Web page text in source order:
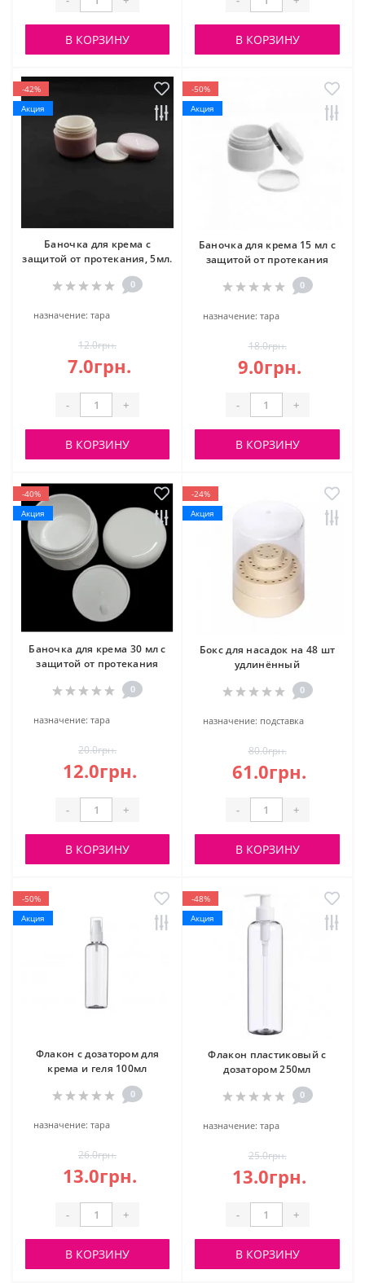
В КОРЗИНУ В КОРЗИНУ
-42%
Акция
Баночка для крема с
защитой от протекания, 5мл.
0
назначение: тара
12.0грн.
7.0грн.
- +
В КОРЗИНУ
-50%
Акция
Баночка для крема 15 мл с
защитой от протекания
0
назначение: тара
18.0грн.
9.0грн.
- +
В КОРЗИНУ
-40%
Акция
Баночка для крема 30 мл с
защитой от протекания
0
назначение: тара
20.0грн.
12.0грн.
- +
В КОРЗИНУ
-24%
Акция
Бокс для насадок на 48 шт
удлинённый
0
назначение: подставка
80.0грн.
61.0грн.
- +
В КОРЗИНУ
-50%
Акция
Флакон с дозатором для
крема и геля 100мл
0
назначение: тара
26.0грн.
13.0грн.
- +
В КОРЗИНУ
-48%
Акция
Флакон пластиковый с
дозатором 250мл
0
назначение: тара
25.0грн.
13.0грн.
- +
В КОРЗИНУ